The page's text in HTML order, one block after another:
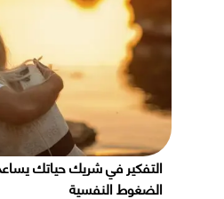
التفكير في شريك حياتك
الضغوط النفسية